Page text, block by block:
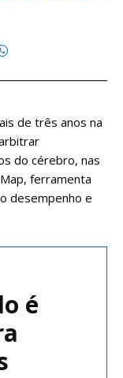
de três anos na
do cérebro, nas
ferramenta
desempenho e
é